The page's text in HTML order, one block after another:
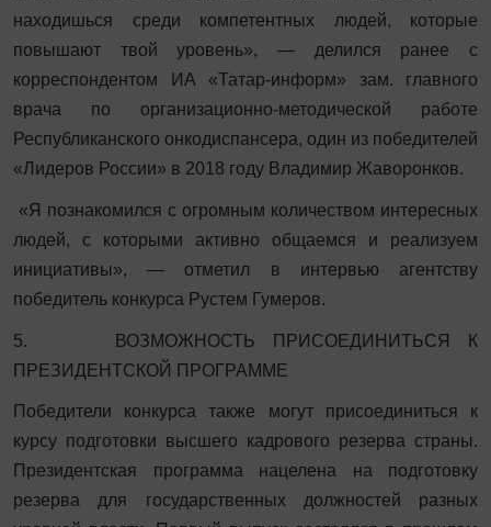
находишься среди компетентных людей, которые
повышают твой уровень», — делился ранее с
корреспондентом ИА «Татар-информ» зам. главного
врача по организационно-методической работе
Республиканского онкодиспансера, один из победителей
«Лидеров России» в 2018 году Владимир Жаворонков.
«Я познакомился с огромным количеством интересных
людей, с которыми активно общаемся и реализуем
инициативы», — отметил в интервью агентству
победитель конкурса Рустем Гумеров.
5. ВОЗМОЖНОСТЬ ПРИСОЕДИНИТЬСЯ К
ПРЕЗИДЕНТСКОЙ ПРОГРАММЕ
Победители конкурса также могут присоединиться к
курсу подготовки высшего кадрового резерва страны.
Президентская программа нацелена на подготовку
резерва для государственных должностей разных